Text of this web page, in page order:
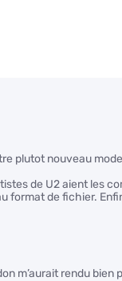
plutot nouveau
de U2 aient les
format de fichier.
m’aurait rendu bien